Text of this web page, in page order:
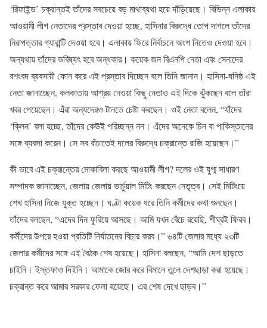
‘রিফাইন্ড’ চক্রান্তই তাঁদের সবচেয়ে বড় মাথাব্যথা হয়ে দাঁড়িয়েছে। বিভিন্ন এলাকার
আওয়ামী লীগ নেতাদের প্রস্তাব দেওয়া হচ্ছে, হাসিনার বিরুদ্ধে তোপ দাগলে তাঁদের
নিরাপত্তার গ্যারান্টি দেওয়া হবে। এলাকায় ফিরে নির্বাচনে অংশ নিতেও দেওয়া হবে।
অন্যথায় তাঁদের ভবিষ্যৎ হবে অন্ধকার। কয়েক জন বিএনপি নেতা এবং সেনাদের
বশংবদ ব্যবসায়ী ফোন করে এই প্রস্তাব দিচ্ছেন বলে তিনি জানান। হাসিনা-ঘনিষ্ঠ এই
নেতা জানাচ্ছেন, কলকাতায় আশ্রয় নেওয়া কিছু নেতাও এই দিকে ঝুঁকছেন বলে তাঁরা
খবর পেয়েছেন। এঁরা অন্যদেরও টানতে চেষ্টা করছেন। ওই নেতা বলেন, “যাঁদের
‘ক্লিন’ বলা হচ্ছে, তাঁদের কেউই পরিচ্ছন্ন নন। এঁদের অনেকে চিন বা পাকিস্তানের
সঙ্গে ব্যবসা করেন। সে সব বাঁচাতেই দলের বিরুদ্ধে চক্রান্তে রাজি হয়েছেন।”
কী ভাবে এই চক্রান্তের মোকাবিলা করছে আওয়ামী লীগ? দলের ওই যুগ্ম সাধারণ
সম্পাদক জানাচ্ছেন, জেলায় জেলায় ভার্চুয়াল মিটিং করছেন নেতৃত্ব। সেই মিটিংয়ে
শেখ হাসিনা নিজে যুক্ত হচ্ছেন। ঘণ্টা কয়েক ধরে তিনি কর্মীদের কথা শুনছেন।
তাঁদের বলছেন, “এদের দিন ফুরিয়ে আসছে। আমি যখন বেঁচে রয়েছি, শীঘ্রই ফিরব।
কর্মীদের উপরে হওয়া প্রতিটি নির্যাতনের বিচার করব।” ৬৪টি জেলার মধ্যে ২৩টি
জেলার কর্মীদের সঙ্গে এই বৈঠক শেষ হয়েছে। হাসিনা বলছেন, “আমি দেশ ছাড়তে
চাইনি। ইস্তফাও দিইনি। আমাকে জোর করে বিমানে তুলে দেশছাড়া করা হয়েছে।
চক্রান্ত করে আমার সরকার ফেলা হয়েছে। এর শেষ দেখে ছাড়ব।”